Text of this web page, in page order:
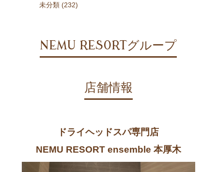
未分類 (232)
NEMU RESORTグループ
店舗情報
ドライヘッドスパ専門店
NEMU RESORT ensemble 本厚木